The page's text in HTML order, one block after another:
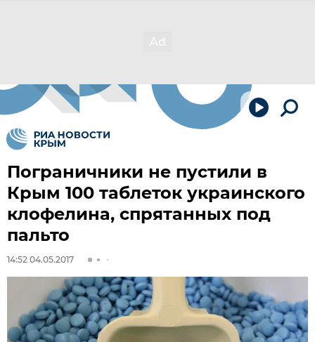
Пограничники не пустили в
Крым 100 таблеток украинского
клофелина, спрятанных под
пальто
14:52 04.05.2017